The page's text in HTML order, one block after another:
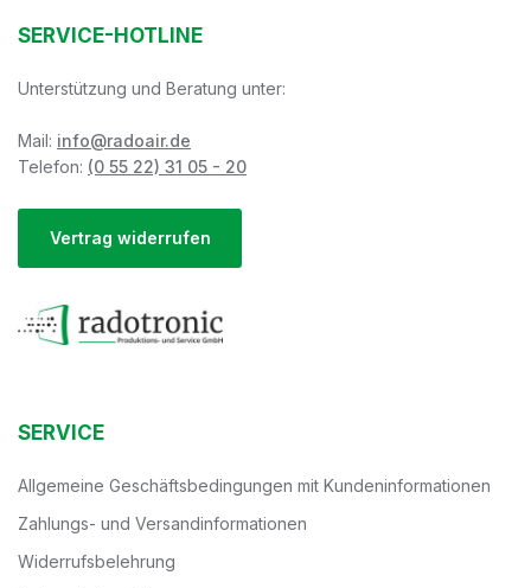
SERVICE-HOTLINE
Unterstützung und Beratung unter:
Mail: info@radoair.de
Telefon: (0 55 22) 31 05 - 20
Vertrag widerrufen
SERVICE
Allgemeine Geschäftsbedingungen mit Kundeninformationen
Zahlungs- und Versandinformationen
Widerrufsbelehrung